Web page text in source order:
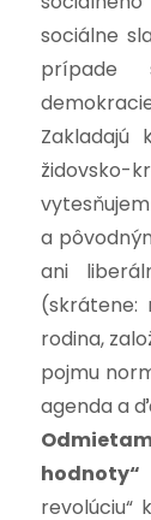
sociálne
prípade
Zakladajú
a
ani
(skrátene:
rodina,
pojmu
agenda a
hodnoty“
revolúciu“